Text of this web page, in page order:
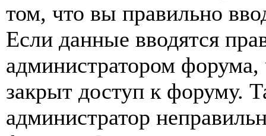
том, что вы правильно
Если данные вводятся
администратором
закрыт доступ к форуму.
администратор